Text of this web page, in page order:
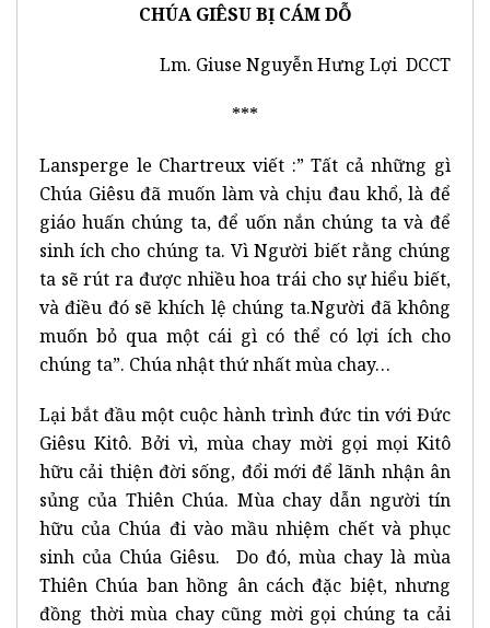
CHÚA GIÊSU BỊ CÁM DỖ
Lm. Giuse Nguyễn Hưng Lợi DCCT
***
Lansperge le Chartreux viết :” Tất cả những gì
Chúa Giêsu đã muốn làm và chịu đau khổ, là để
giáo huấn chúng ta, để uốn nắn chúng ta và để
sinh ích cho chúng ta. Vì Người biết rằng chúng
ta sẽ rút ra được nhiều hoa trái cho sự hiểu biết,
và điều đó sẽ khích lệ chúng ta.Người đã không
muốn bỏ qua một cái gì có thể có lợi ích cho
chúng ta”. Chúa nhật thứ nhất mùa chay…
Lại bắt đầu một cuộc hành trình đức tin với Đức
Giêsu Kitô. Bởi vì, mùa chay mời gọi mọi Kitô
hữu cải thiện đời sống, đổi mới để lãnh nhận ân
sủng của Thiên Chúa. Mùa chay dẫn người tín
hữu của Chúa đi vào mầu nhiệm chết và phục
sinh của Chúa Giêsu. Do đó, mùa chay là mùa
Thiên Chúa ban hồng ân cách đặc biệt, nhưng
đồng thời mùa chay cũng mời gọi chúng ta cải